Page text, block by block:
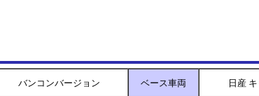
バンコンバージョン ベース車両 日産